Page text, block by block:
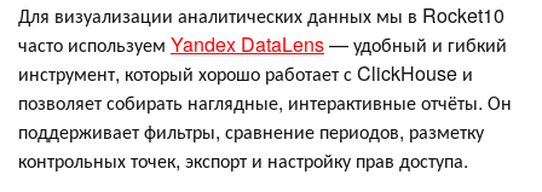
Для визуализации аналитических данных мы в Rocket10
часто используем Yandex DataLens— удобный и гибкий
инструмент, который хорошо работает с ClickHouse и
позволяет собирать наглядные, интерактивные отчёты. Он
поддерживает фильтры, сравнение периодов, разметку
контрольных точек, экспорт и настройку прав доступа.